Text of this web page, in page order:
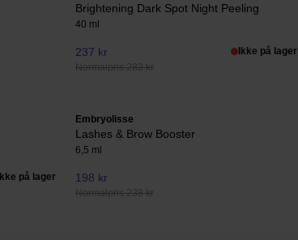
Brightening Dark Spot Night Peeling
40 ml
237 kr
Normalpris 283 kr
Ikke på lager
Ikke på lager
Embryolisse
Lashes & Brow Booster
6,5 ml
198 kr
Normalpris 238 kr